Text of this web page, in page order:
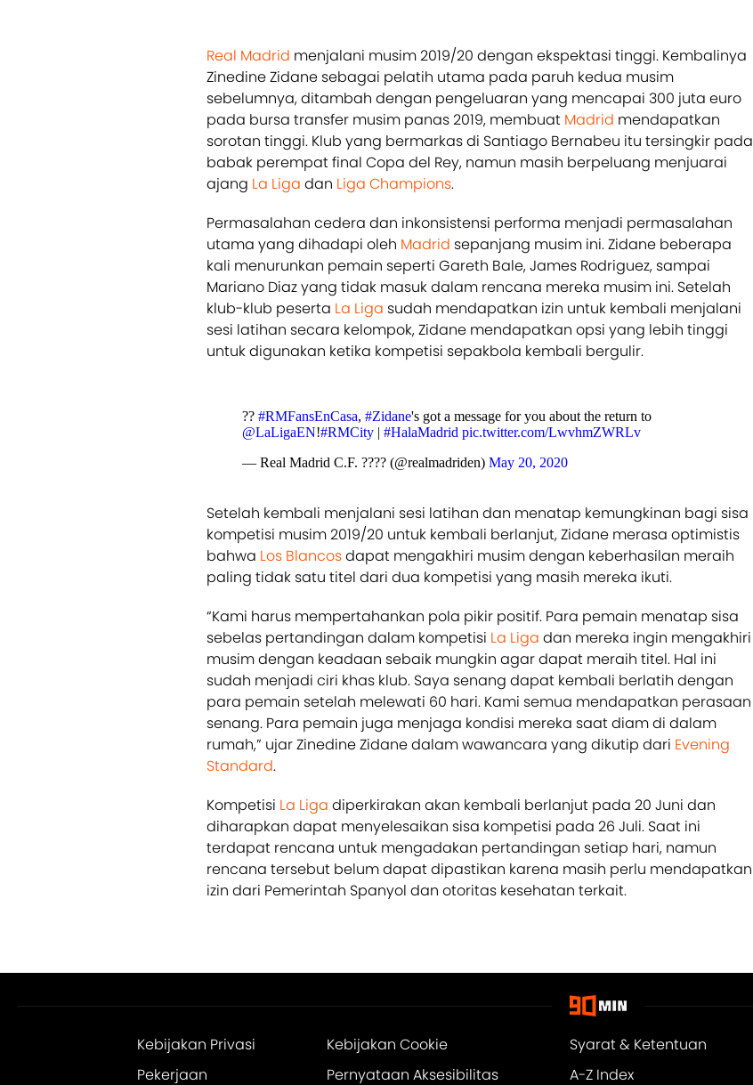
Real Madrid menjalani musim 2019/20 dengan ekspektasi tinggi. Kembalinya
Zinedine Zidane sebagai pelatih utama pada paruh kedua musim
sebelumnya, ditambah dengan pengeluaran yang mencapai 300 juta euro
pada bursa transfer musim panas 2019, membuat Madrid mendapatkan
sorotan tinggi. Klub yang bermarkas di Santiago Bernabeu itu tersingkir pada
babak perempat final Copa del Rey, namun masih berpeluang menjuarai
ajang La Liga dan Liga Champions.
Permasalahan cedera dan inkonsistensi performa menjadi permasalahan
utama yang dihadapi oleh Madrid sepanjang musim ini. Zidane beberapa
kali menurunkan pemain seperti Gareth Bale, James Rodriguez, sampai
Mariano Diaz yang tidak masuk dalam rencana mereka musim ini. Setelah
klub-klub peserta La Liga sudah mendapatkan izin untuk kembali menjalani
sesi latihan secara kelompok, Zidane mendapatkan opsi yang lebih tinggi
untuk digunakan ketika kompetisi sepakbola kembali bergulir.
?? #RMFansEnCasa, #Zidane's got a message for you about the return to
@LaLigaEN!#RMCity | #HalaMadrid pic.twitter.com/LwvhmZWRLv
— Real Madrid C.F. ???? (@realmadriden) May 20, 2020
Setelah kembali menjalani sesi latihan dan menatap kemungkinan bagi sisa
kompetisi musim 2019/20 untuk kembali berlanjut, Zidane merasa optimistis
bahwa Los Blancosdapat mengakhiri musim dengan keberhasilan meraih
paling tidak satu titel dari dua kompetisi yang masih mereka ikuti.
“Kami harus mempertahankan pola pikir positif. Para pemain menatap sisa
sebelas pertandingan dalam kompetisi La Liga dan mereka ingin mengakhiri
musim dengan keadaan sebaik mungkin agar dapat meraih titel. Hal ini
sudah menjadi ciri khas klub. Saya senang dapat kembali berlatih dengan
para pemain setelah melewati 60 hari. Kami semua mendapatkan perasaan
senang. Para pemain juga menjaga kondisi mereka saat diam di dalam
rumah,” ujar Zinedine Zidane dalam wawancara yang dikutip dari Evening
Standard.
Kompetisi La Liga diperkirakan akan kembali berlanjut pada 20 Juni dan
diharapkan dapat menyelesaikan sisa kompetisi pada 26 Juli. Saat ini
terdapat rencana untuk mengadakan pertandingan setiap hari, namun
rencana tersebut belum dapat dipastikan karena masih perlu mendapatkan
izin dari Pemerintah Spanyol dan otoritas kesehatan terkait.
Kebijakan Privasi Kebijakan Cookie Syarat & Ketentuan
Pekerjaan
Pernyataan Aksesibilitas A-Z Index